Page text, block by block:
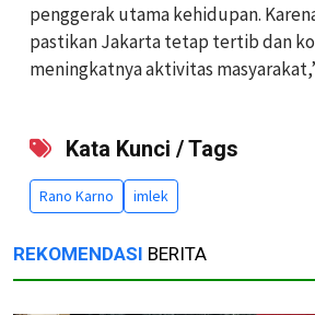
penggerak utama kehidupan.
pastikan Jakarta tetap tertib dan
meningkatnya aktivitas
Kata Kunci / Tags
Rano Karno imlek
REKOMENDASI BERITA